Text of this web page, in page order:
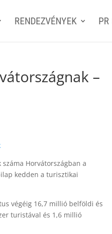
RENDEZVÉNYEK PR
–
Horvátországban a
kedden a turisztikai
végéig 16,7 millió belföldi és
turistával és 1,6 millió